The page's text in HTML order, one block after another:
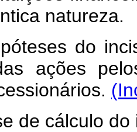
natureza.
do
ações
de cálculo